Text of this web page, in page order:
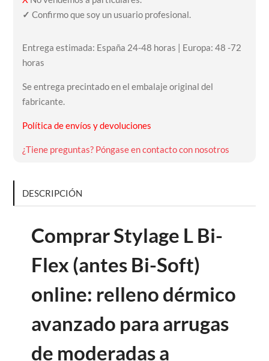
✓ Confirmo que soy un usuario profesional.
Entrega estimada: España 24-48 horas | Europa: 48 -72
horas
Se entrega precintado en el embalaje original del
fabricante.
Política de envíos y devoluciones
¿Tiene preguntas? Póngase en contacto con nosotros
DESCRIPCIÓN
Comprar Stylage L Bi-
Flex (antes Bi-Soft)
online: relleno dérmico
avanzado para arrugas
de moderadas a